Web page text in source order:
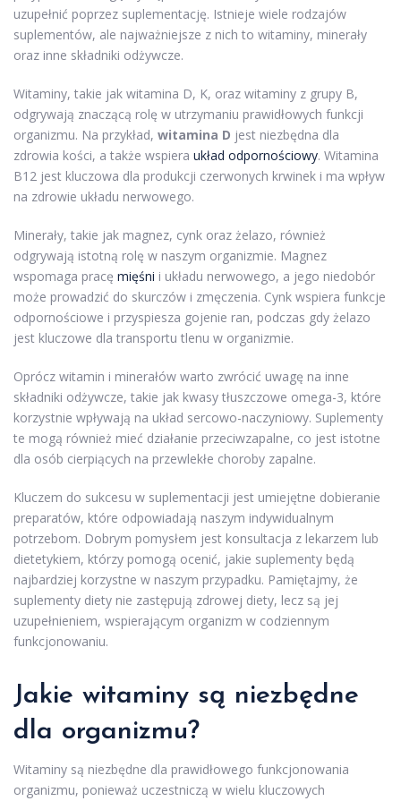
uzupełnić poprzez suplementację. Istnieje wiele rodzajów
suplementów, ale najważniejsze z nich to witaminy, minerały
oraz inne składniki odżywcze.
Witaminy, takie jak witamina D, K, oraz witaminy z grupy B,
odgrywają znaczącą rolę w utrzymaniu prawidłowych funkcji
organizmu. Na przykład, witamina D jest niezbędna dla
zdrowia kości, a także wspiera układ odpornościowy. Witamina
B12 jest kluczowa dla produkcji czerwonych krwinek i ma wpływ
na zdrowie układu nerwowego.
Minerały, takie jak magnez, cynk oraz żelazo, również
odgrywają istotną rolę w naszym organizmie. Magnez
wspomaga pracę mięśni i układu nerwowego, a jego niedobór
może prowadzić do skurczów i zmęczenia. Cynk wspiera funkcje
odpornościowe i przyspiesza gojenie ran, podczas gdy żelazo
jest kluczowe dla transportu tlenu w organizmie.
Oprócz witamin i minerałów warto zwrócić uwagę na inne
składniki odżywcze, takie jak kwasy tłuszczowe omega-3, które
korzystnie wpływają na układ sercowo-naczyniowy. Suplementy
te mogą również mieć działanie przeciwzapalne, co jest istotne
dla osób cierpiących na przewlekłe choroby zapalne.
Kluczem do sukcesu w suplementacji jest umiejętne dobieranie
preparatów, które odpowiadają naszym indywidualnym
potrzebom. Dobrym pomysłem jest konsultacja z lekarzem lub
dietetykiem, którzy pomogą ocenić, jakie suplementy będą
najbardziej korzystne w naszym przypadku. Pamiętajmy, że
suplementy diety nie zastępują zdrowej diety, lecz są jej
uzupełnieniem, wspierającym organizm w codziennym
funkcjonowaniu.
Jakie witaminy są niezbędne
dla organizmu?
Witaminy są niezbędne dla prawidłowego funkcjonowania
organizmu, ponieważ uczestniczą w wielu kluczowych